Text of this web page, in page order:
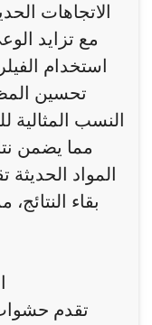
الاتجاهات
مع تزايد
استخدام
تحسين
النسب المثالية
مما يضمن
المواد
بقاء
تقدم حشوات